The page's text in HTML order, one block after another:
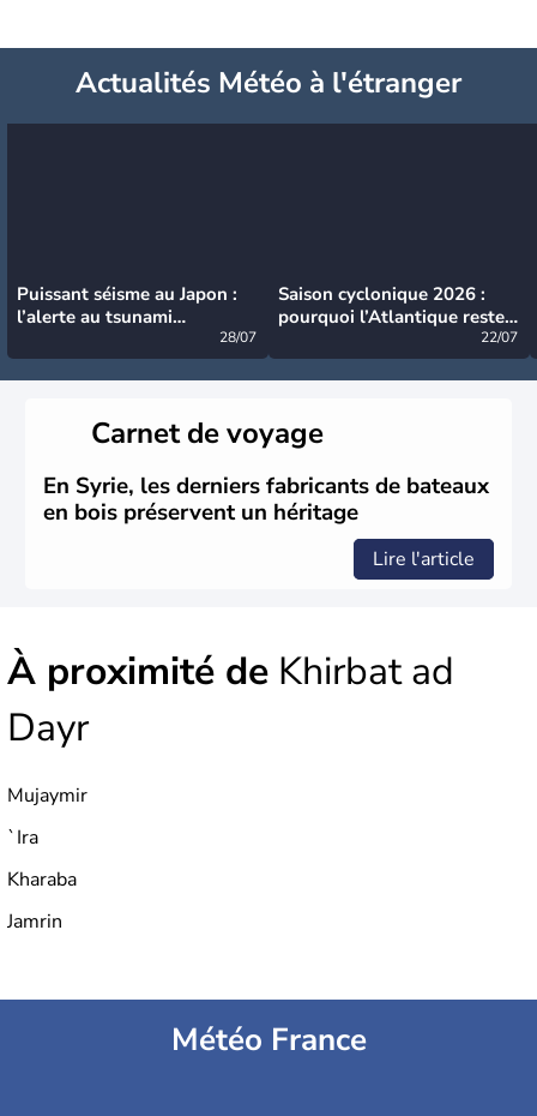
Actualités Météo à l'étranger
Puissant séisme au Japon :
l’alerte au tsunami
28/07
Saison cyclonique 2026 :
pourquoi l’Atlantique reste
22/07
Carnet de voyage
En Syrie, les derniers fabricants de bateaux
en bois préservent un héritage
Lire l'article
À proximité de Khirbat ad
Dayr
Mujaymir
`Ira
Kharaba
Jamrin
Météo France